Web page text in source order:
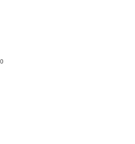
どみんなは「山」と